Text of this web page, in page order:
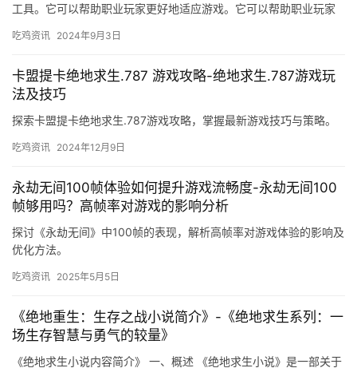
工具。它可以帮助职业玩家更好地适应游戏。它可以帮助职业玩家
吃鸡资讯 2024年9月3日
卡盟提卡绝地求生.787 游戏攻略-绝地求生.787游戏玩
法及技巧
探索卡盟提卡绝地求生.787游戏攻略，掌握最新游戏技巧与策略。
吃鸡资讯 2024年12月9日
永劫无间100帧体验如何提升游戏流畅度-永劫无间100
帧够用吗？高帧率对游戏的影响分析
探讨《永劫无间》中100帧的表现，解析高帧率对游戏体验的影响及
优化方法。
吃鸡资讯 2025年5月5日
《绝地重生：生存之战小说简介》-《绝地求生系列：一
场生存智慧与勇气的较量》
《绝地求生小说内容简介》 一、概述 《绝地求生小说》是一部关于